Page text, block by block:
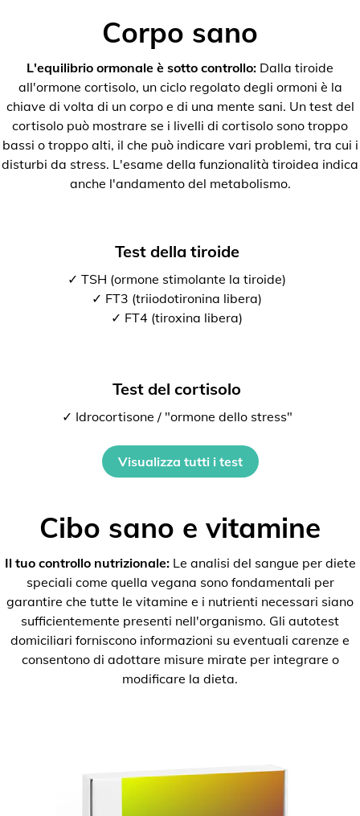
Corpo sano
L'equilibrio ormonale è sotto controllo: Dalla tiroide
all'ormone cortisolo, un ciclo regolato degli ormoni è la
chiave di volta di un corpo e di una mente sani. Un test del
cortisolo può mostrare se i livelli di cortisolo sono troppo
bassi o troppo alti, il che può indicare vari problemi, tra cui i
disturbi da stress. L'esame della funzionalità tiroidea indica
anche l'andamento del metabolismo.
Test della tiroide
✓ TSH (ormone stimolante la tiroide)
✓ FT3 (triiodotironina libera)
✓ FT4 (tiroxina libera)
Test del cortisolo
✓ Idrocortisone / "ormone dello stress"
Visualizza tutti i test
Cibo sano e vitamine
Il tuo controllo nutrizionale:Le analisi del sangue per diete
speciali come quella vegana sono fondamentali per
garantire che tutte le vitamine e i nutrienti necessari siano
sufficientemente presenti nell'organismo. Gli autotest
domiciliari forniscono informazioni su eventuali carenze e
consentono di adottare misure mirate per integrare o
modificare la dieta.